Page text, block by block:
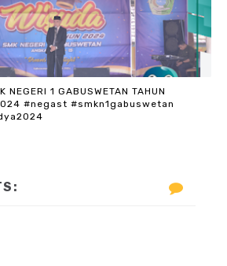
NEGERI 1 GABUSWETAN TAHUN
#negast #smkn1gabuswetan